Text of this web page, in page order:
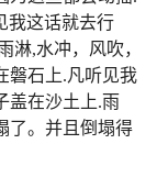
我这话就去行
淋,水冲，风吹，
磐石上.凡听见我
盖在沙土上.雨
了。并且倒塌得